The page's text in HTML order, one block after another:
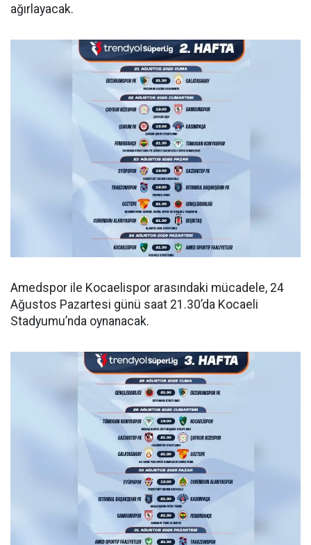
ağırlayacak.
Amedspor ile Kocaelispor arasındaki mücadele, 24
Ağustos Pazartesi günü saat 21.30’da Kocaeli
Stadyumu’nda oynanacak.